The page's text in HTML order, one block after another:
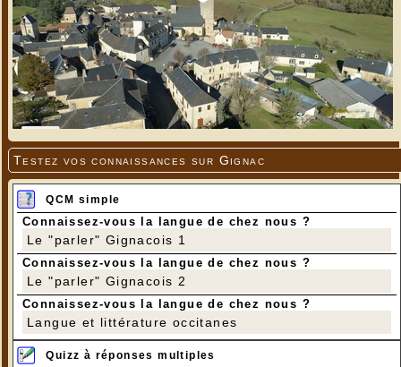
Testez vos connaissances sur Gignac
QCM simple
Connaissez-vous la langue de chez nous ?
Le "parler" Gignacois 1
Connaissez-vous la langue de chez nous ?
Le "parler" Gignacois 2
Connaissez-vous la langue de chez nous ?
Langue et littérature occitanes
Quizz à réponses multiples